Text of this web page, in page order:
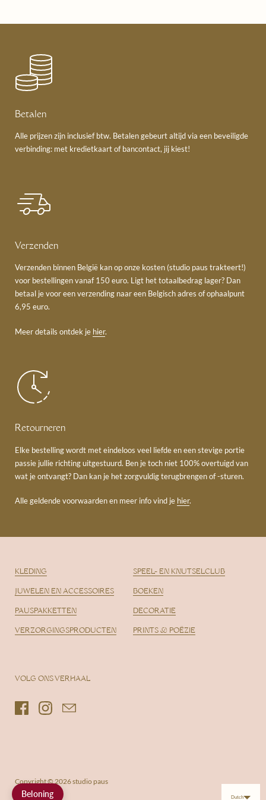
Betalen
Alle prijzen zijn inclusief btw. Betalen gebeurt altijd via een beveiligde
verbinding: met kredietkaart of bancontact, jij kiest!
Verzenden
Verzenden binnen België kan op onze kosten (studio paus trakteert!)
voor bestellingen vanaf 150 euro. Ligt het totaalbedrag lager? Dan
betaal je voor een verzending naar een Belgisch adres of ophaalpunt
6,95 euro.
Meer details ontdek je hier.
Retourneren
Elke bestelling wordt met eindeloos veel liefde en een stevige portie
passie jullie richting uitgestuurd. Ben je toch niet 100% overtuigd van
wat je ontvangt? Dan kan je het zorgvuldig terugbrengen of -sturen.
Alle geldende voorwaarden en meer info vind je hier.
KLEDING
JUWELEN EN ACCESSOIRES
PAUSPAKKETTEN
VERZORGINGSPRODUCTEN
SPEEL- EN KNUTSELCLUB
BOEKEN
DECORATIE
PRINTS & POËZIE
VOLG ONS VERHAAL
FacebookInstagramEmail
Copyright © 2026studio paus
Beloning Dutch